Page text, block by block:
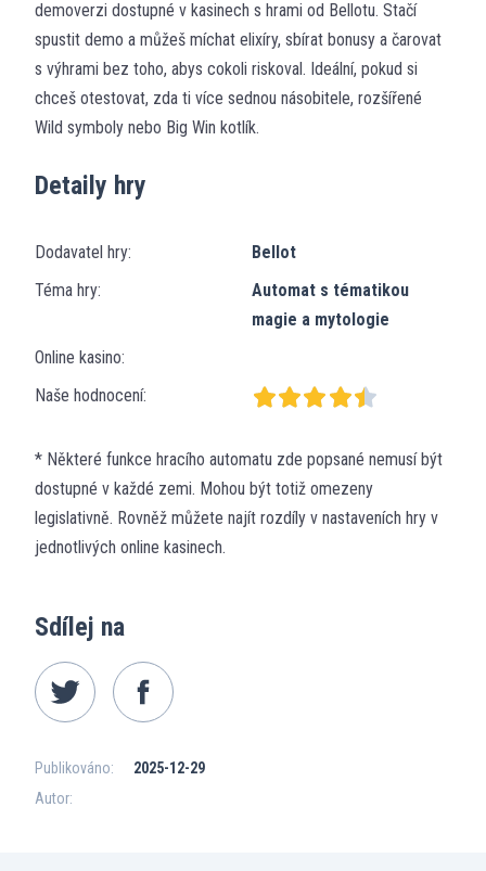
demoverzi dostupné v kasinech s hrami od Bellotu. Stačí
spustit demo a můžeš míchat elixíry, sbírat bonusy a čarovat
s výhrami bez toho, abys cokoli riskoval. Ideální, pokud si
chceš otestovat, zda ti více sednou násobitele, rozšířené
Wild symboly nebo Big Win kotlík.
Detaily hry
Dodavatel hry:
Bellot
Téma hry:
Automat s tématikou
magie a mytologie
Online kasino:
Naše hodnocení:
* Některé funkce hracího automatu zde popsané nemusí být
dostupné v každé zemi. Mohou být totiž omezeny
legislativně. Rovněž můžete najít rozdíly v nastaveních hry v
jednotlivých online kasinech.
Sdílej na
Publikováno:
2025-12-29
Autor: